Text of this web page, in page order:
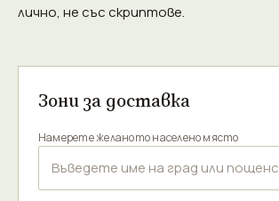
лично, не със скриптове.
Зони за доставка
Намерете желаното населено място